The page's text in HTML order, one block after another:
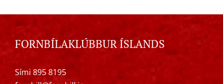
FORNBÍLAKLÚBBUR ÍSLANDS
Sími 895 8195